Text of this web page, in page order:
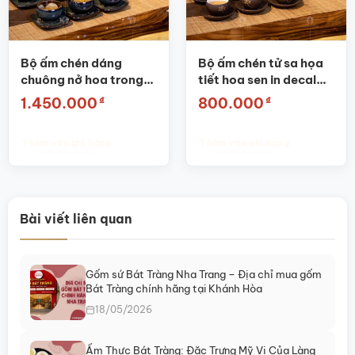
Bộ ấm chén dáng
chuông nở hoa trong
lòng chén SG-AC07
1.450.000 ₫
Bộ ấm chén tử sa họa
tiết hoa sen in decal
vàng SG-AC20
800.000 ₫
Bài viết liên quan
Gốm sứ Bát Tràng Nha Trang – Địa chỉ mua gốm
Bát Tràng chính hãng tại Khánh Hòa
18/05/2026
Ẩm Thực Bát Tràng: Đặc Trưng Mỹ Vị Của Làng